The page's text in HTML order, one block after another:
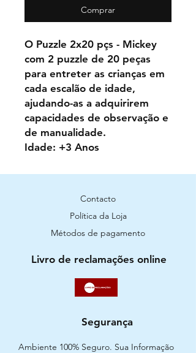
Comprar
O Puzzle 2x20 pçs - Mickey
com 2 puzzle de 20 peças
para entreter as crianças em
cada escalão de idade,
ajudando-as a adquirirem
capacidades de observação e
de manualidade.
Idade: +3 Anos
Contacto
Política da Loja
Métodos de pagamento
Livro de reclamações online
Segurança
Ambiente 100% Seguro. Sua Informação